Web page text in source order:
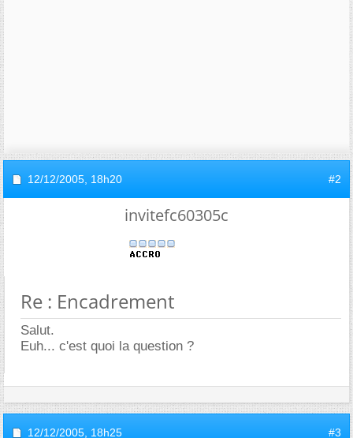
12/12/2005, 18h20 #2
invitefc60305c
Re : Encadrement
Salut.
Euh... c'est quoi la question ?
12/12/2005, 18h25 #3